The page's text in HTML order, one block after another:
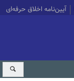
آیین‌نامه اخلاق حرفه‌ای